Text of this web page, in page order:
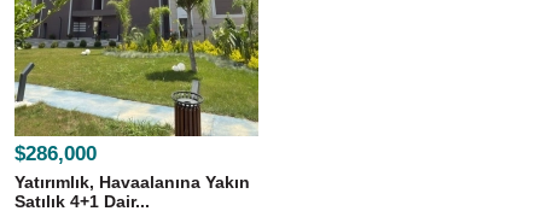
$286,000
Yatırımlık, Havaalanına Yakın
Satılık 4+1 Dair...